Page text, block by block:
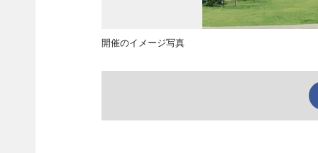
開催のイメージ写真